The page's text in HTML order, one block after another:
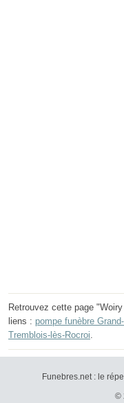
Retrouvez cette page
liens : pompe funèbre
Tremblois-lès-Rocroi.
Funebres.net : le
©